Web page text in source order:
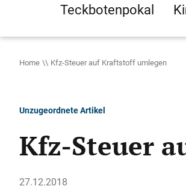
Teckbotenpokal
Home Kfz-Steuer auf Kraftstoff umlegen
Unzugeordnete Artikel
Kfz-Steuer
27.12.2018